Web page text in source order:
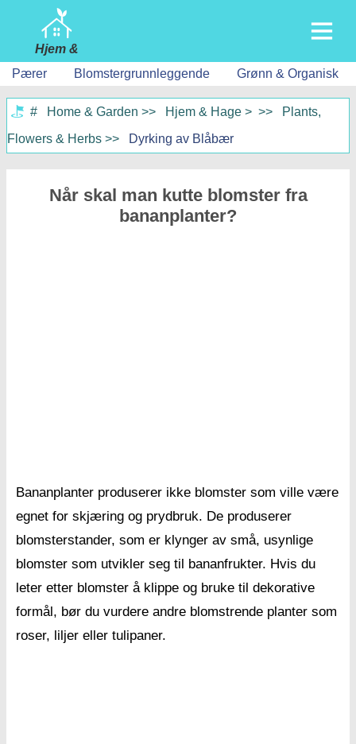
Hjem &
Hage
Hjem
Bygging & Ombygging
Pærer Blomstergrunnleggende Grønn & Organisk
# Home & Garden >> Hjem & Hage > >>
Plants,
Flowers & Herbs >> Dyrking av Blåbær
Når skal man kutte blomster fra
bananplanter?
Bananplanter produserer ikke blomster som ville være
egnet for skjæring og prydbruk. De produserer
blomsterstander, som er klynger av små, usynlige
blomster som utvikler seg til bananfrukter. Hvis du
leter etter blomster å klippe og bruke til dekorative
formål, bør du vurdere andre blomstrende planter som
roser, liljer eller tulipaner.